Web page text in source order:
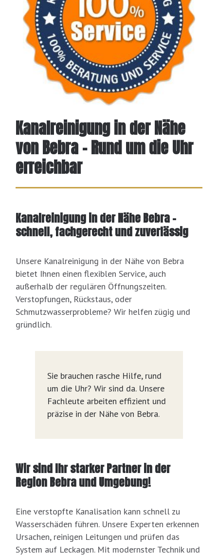
Kanalreinigung in der Nähe
von Bebra - Rund um die Uhr
erreichbar
Kanalreinigung in der Nähe Bebra –
schnell, fachgerecht und zuverlässig
Unsere Kanalreinigung in der Nähe von Bebra
bietet Ihnen einen flexiblen Service, auch
außerhalb der regulären Öffnungszeiten.
Verstopfungen, Rückstaus, oder
Schmutzwasserprobleme? Wir helfen zügig und
gründlich.
Sie brauchen rasche Hilfe, rund
um die Uhr? Wir sind da. Unsere
Fachleute arbeiten effizient und
präzise in der Nähe von Bebra.
Wir sind Ihr starker Partner in der
Region Bebra und Umgebung!
Eine verstopfte Kanalisation kann schnell zu
Wasserschäden führen. Unsere Experten erkennen
Ursachen, reinigen Leitungen und prüfen das
System auf Leckagen. Mit modernster Technik und